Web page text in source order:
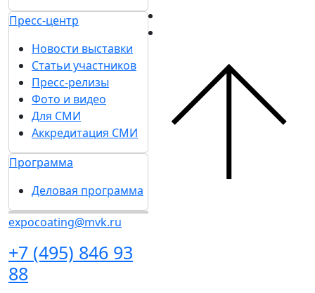
Пресс-центр
Новости выставки
Статьи участников
Пресс-релизы
Фото и видео
Для СМИ
Аккредитация СМИ
Программа
Деловая программа
expocoating@mvk.ru
+7 (495) 846 93
88